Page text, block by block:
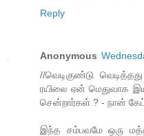
Reply
Anonymous
//வெடிகுண்டு
ரயிலை ஏன் மெதுவாக
சென்றார்கள் ? - நான்
இந்த சம்பவமே ஒரு